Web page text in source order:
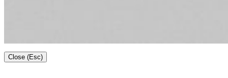
Close (Esc)